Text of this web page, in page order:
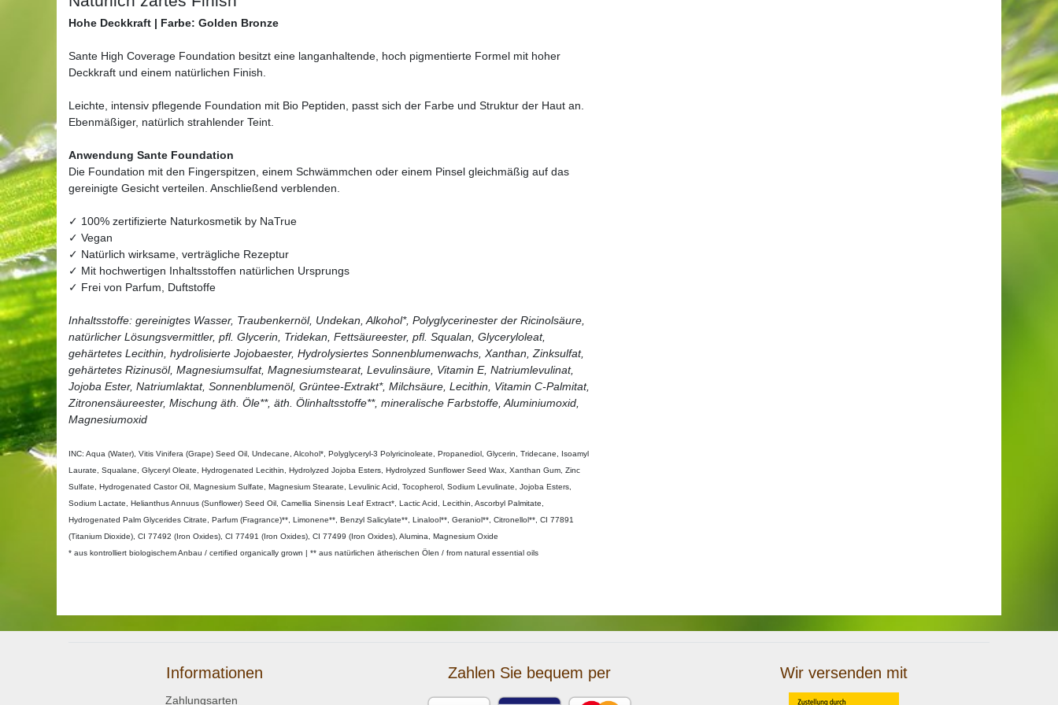
Hohe Deckkraft | Farbe: Golden Bronze
Sante High Coverage Foundation besitzt eine langanhaltende, hoch pigmentierte Formel mit hoher
Deckkraft und einem natürlichen Finish.
Leichte, intensiv pflegende Foundation mit Bio Peptiden, passt sich der Farbe und Struktur der Haut an.
Ebenmäßiger, natürlich strahlender Teint.
Anwendung Sante Foundation
Die Foundation mit den Fingerspitzen, einem Schwämmchen oder einem Pinsel gleichmäßig auf das
gereinigte Gesicht verteilen. Anschließend verblenden.
✓ 100% zertifizierte Naturkosmetik by NaTrue
✓ Vegan
✓ Natürlich wirksame, verträgliche Rezeptur
✓ Mit hochwertigen Inhaltsstoffen natürlichen Ursprungs
✓ Frei von Parfum, Duftstoffe
Inhaltsstoffe: gereinigtes Wasser, Traubenkernöl, Undekan, Alkohol*, Polyglycerinester der Ricinolsäure,
natürlicher Lösungsvermittler, pfl. Glycerin, Tridekan, Fettsäureester, pfl. Squalan, Glyceryloleat,
gehärtetes Lecithin, hydrolisierte Jojobaester, Hydrolysiertes Sonnenblumenwachs, Xanthan, Zinksulfat,
gehärtetes Rizinusöl, Magnesiumsulfat, Magnesiumstearat, Levulinsäure, Vitamin E, Natriumlevulinat,
Jojoba Ester, Natriumlaktat, Sonnenblumenöl, Grüntee-Extrakt*, Milchsäure, Lecithin, Vitamin C-Palmitat,
Zitronensäureester, Mischung äth. Öle**, äth. Ölinhaltsstoffe**, mineralische Farbstoffe, Aluminiumoxid,
Magnesiumoxid
INC: Aqua (Water), Vitis Vinifera (Grape) Seed Oil, Undecane, Alcohol*, Polyglyceryl-3 Polyricinoleate, Propanediol, Glycerin, Tridecane, Isoamyl
Laurate, Squalane, Glyceryl Oleate, Hydrogenated Lecithin, Hydrolyzed Jojoba Esters, Hydrolyzed Sunflower Seed Wax, Xanthan Gum, Zinc
Sulfate, Hydrogenated Castor Oil, Magnesium Sulfate, Magnesium Stearate, Levulinic Acid, Tocopherol, Sodium Levulinate, Jojoba Esters,
Sodium Lactate, Helianthus Annuus (Sunflower) Seed Oil, Camellia Sinensis Leaf Extract*, Lactic Acid, Lecithin, Ascorbyl Palmitate,
Hydrogenated Palm Glycerides Citrate, Parfum (Fragrance)**, Limonene**, Benzyl Salicylate**, Linalool**, Geraniol**, Citronellol**, CI 77891
(Titanium Dioxide), CI 77492 (Iron Oxides), CI 77491 (Iron Oxides), CI 77499 (Iron Oxides), Alumina, Magnesium Oxide
* aus kontrolliert biologischem Anbau / certified organically grown | ** aus natürlichen ätherischen Ölen / from natural essential oils
Informationen
Zahlungsarten
Zahlen Sie bequem per Wir versenden mit